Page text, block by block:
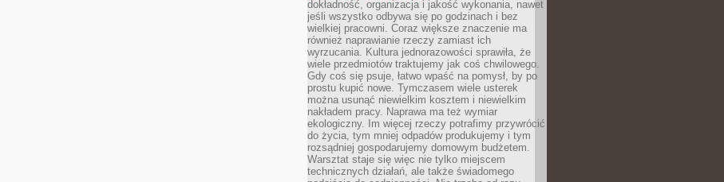
dokładność, organizacja i jakość wykonania, nawet
jeśli wszystko odbywa się po godzinach i bez
wielkiej pracowni. Coraz większe znaczenie ma
również naprawianie rzeczy zamiast ich
wyrzucania. Kultura jednorazowości sprawiła, że
wiele przedmiotów traktujemy jak coś chwilowego.
Gdy coś się psuje, łatwo wpaść na pomysł, by po
prostu kupić nowe. Tymczasem wiele usterek
można usunąć niewielkim kosztem i niewielkim
nakładem pracy. Naprawa ma też wymiar
ekologiczny. Im więcej rzeczy potrafimy przywrócić
do życia, tym mniej odpadów produkujemy i tym
rozsądniej gospodarujemy domowym budżetem.
Warsztat staje się więc nie tylko miejscem
technicznych działań, ale także świadomego